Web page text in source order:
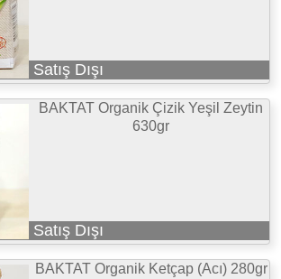
Satış Dışı
BAKTAT Organik Çizik Yeşil Zeytin
630gr
Satış Dışı
BAKTAT Organik Ketçap (Acı) 280gr